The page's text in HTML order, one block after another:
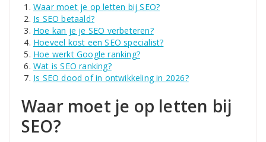
Waar moet je op letten bij SEO?
Is SEO betaald?
Hoe kan je je SEO verbeteren?
Hoeveel kost een SEO specialist?
Hoe werkt Google ranking?
Wat is SEO ranking?
Is SEO dood of in ontwikkeling in 2026?
Waar moet je op letten bij
SEO?